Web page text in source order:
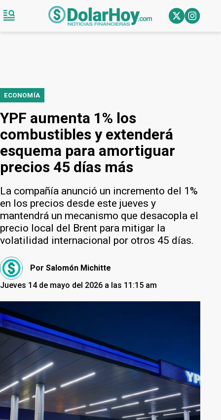
ECONOMÍA
YPF aumenta 1% los
combustibles y extenderá
esquema para amortiguar
precios 45 días más
La compañía anunció un incremento del 1%
en los precios desde este jueves y
mantendrá un mecanismo que desacopla el
precio local del Brent para mitigar la
volatilidad internacional por otros 45 días.
Por Salomón Michitte
Jueves 14 de mayo del 2026 a las 11:15 am